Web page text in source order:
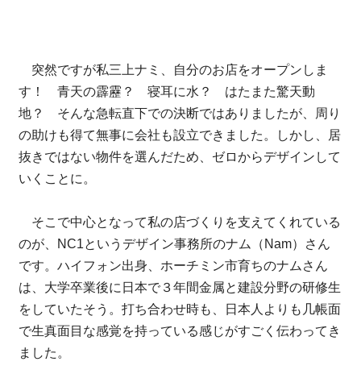
突然ですが私三上ナミ、自分のお店をオープンしま
す！ 青天の霹靂？ 寝耳に水？ はたまた驚天動
地？ そんな急転直下での決断ではありましたが、周り
の助けも得て無事に会社も設立できました。しかし、居
抜きではない物件を選んだため、ゼロからデザインして
いくことに。
そこで中心となって私の店づくりを支えてくれている
のが、NC1というデザイン事務所のナム（Nam）さん
です。ハイフォン出身、ホーチミン市育ちのナムさん
は、大学卒業後に日本で３年間金属と建設分野の研修生
をしていたそう。打ち合わせ時も、日本人よりも几帳面
で生真面目な感覚を持っている感じがすごく伝わってき
ました。